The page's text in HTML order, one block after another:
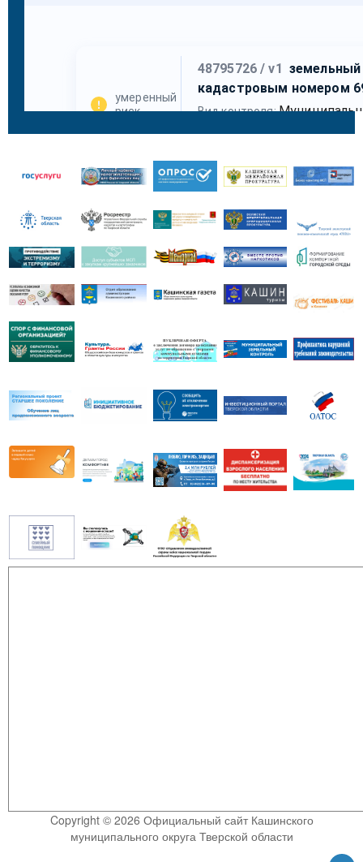
Copyright © 2026 Официальный сайт Кашинского
муниципального округа Тверской области